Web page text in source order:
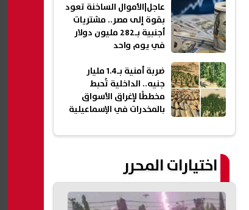
عاجل|الأموال الساخنة تعود
بقوة إلى مصر.. مشتريات
أجنبية بـ282 مليون دولار
في يوم واحد
ضربة أمنية بـ1.4 مليار
جنيه.. الداخلية تُحبط
مخططًا لإغراق الأسواق
بالمخدرات في الإسماعيلية
اختيارات المحرر